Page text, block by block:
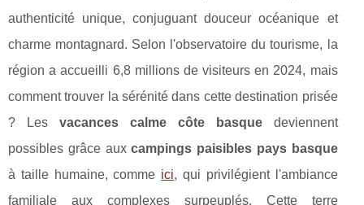
authenticité unique, conjuguant douceur océanique et
charme montagnard. Selon l'observatoire du tourisme, la
région a accueilli 6,8 millions de visiteurs en 2024, mais
comment trouver la sérénité dans cette destination prisée
? Les vacances calme côte basquedeviennent
possibles grâce auxcampings paisibles pays basque
à taille humaine, comme ici, qui privilégient l'ambiance
familiale aux complexes surpeuplés. Cette terre